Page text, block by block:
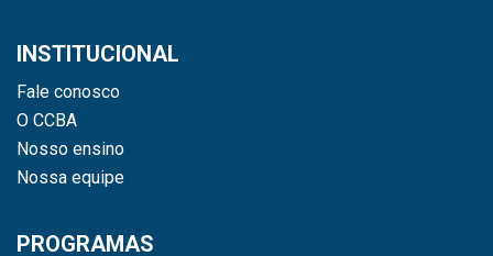
INSTITUCIONAL
Fale conosco
O CCBA
Nosso ensino
Nossa equipe
PROGRAMAS